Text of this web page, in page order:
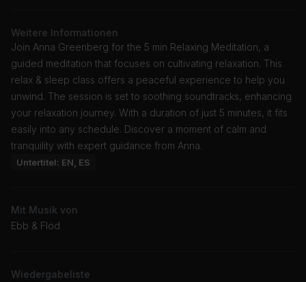
Weitere Informationen
Join Anna Greenberg for the 5 min Relaxing Meditation, a
guided meditation that focuses on cultivating relaxation. This
relax & sleep class offers a peaceful experience to help you
unwind. The session is set to soothing soundtracks, enhancing
your relaxation journey. With a duration of just 5 minutes, it fits
easily into any schedule. Discover a moment of calm and
tranquility with expert guidance from Anna.
Untertitel: EN, ES
Mit Musik von
Ebb & Flod
Wiedergabeliste